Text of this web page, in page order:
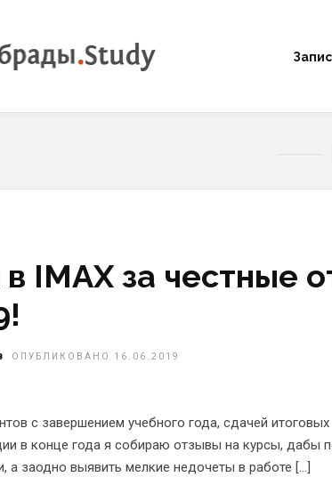
IMAX за честные
ОПУБЛИКОВАНО 16.06.2019
с завершением учебного года, сдачей
в конце года я собираю отзывы на курсы, дабы
а заодно выявить мелкие недочеты в работе […]